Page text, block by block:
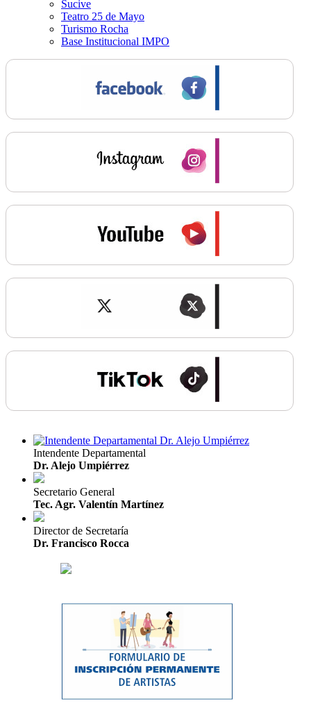
Sucive
Teatro 25 de Mayo
Turismo Rocha
Base Institucional IMPO
Intendente Departamental
Dr. Alejo Umpiérrez
Secretario General
Tec. Agr. Valentín Martínez
Director de Secretaría
Dr. Francisco Rocca